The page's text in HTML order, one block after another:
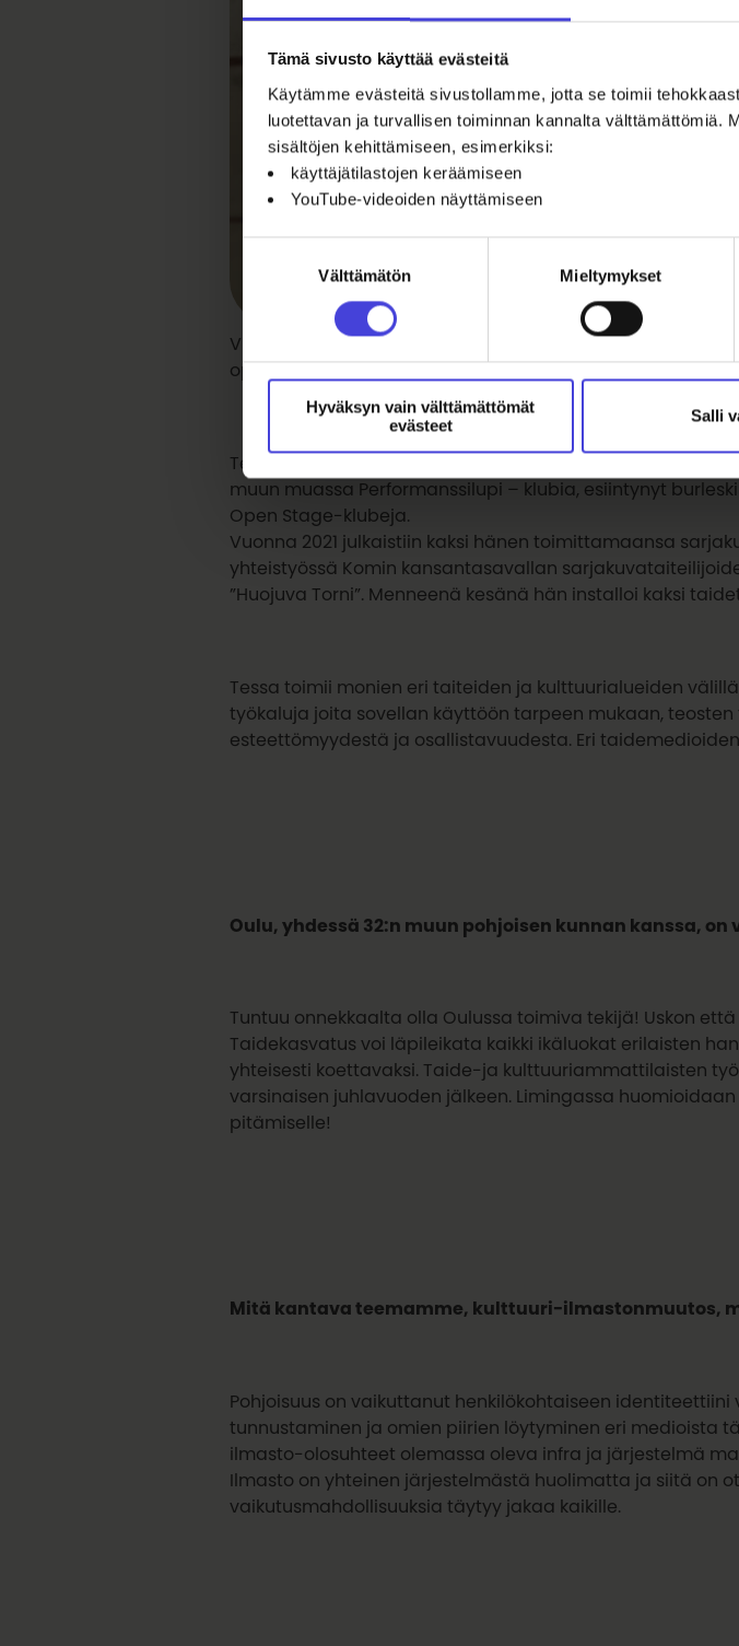
Tämä sivusto käyttää evästeitä
Käytämme evästeitä sivustollamme, jotta se toimii
luotettavan ja turvallisen toiminnan kannalta
sisältöjen kehittämiseen, esimerkiksi:
käyttäjätilastojen keräämiseen
YouTube-videoiden näyttämiseen
Välttämätön Mieltymykset
Hyväksyn vain välttämättömät
evästeet
Salli
Viikon kulttuuripersoonamme tällä viikolla on
opettajana ja tekee koulutussuunnittelutyötä ja
Tessa Astre on Oulun taiteilijaseura 63 ry:n hallituksen
muun muassa Performanssilupi – klubia, esiintynyt
Open Stage-klubeja.
Vuonna 2021 julkaistiin kaksi hänen toimittamaansa
yhteistyössä Komin kansantasavallan
”Huojuva Torni”. Menneenä kesänä hän installoi kaksi
Tessa toimii monien eri taiteiden ja kulttuurialueiden
työkaluja joita sovellan käyttöön tarpeen mukaan,
esteettömyydestä ja osallistavuudesta. Eri taidemedioiden
Oulu, yhdessä 32:n muun pohjoisen kunnan kanssa, on
Tuntuu onnekkaalta olla Oulussa toimiva tekijä! Uskon
Taidekasvatus voi läpileikata kaikki ikäluokat erilaisten
yhteisesti koettavaksi. Taide-ja kulttuuriammattilaisten
varsinaisen juhlavuoden jälkeen. Limingassa
pitämiselle!
Mitä kantava teemamme, kulttuuri-ilmastonmuutos,
Pohjoisuus on vaikuttanut henkilökohtaiseen
tunnustaminen ja omien piirien löytyminen eri medioista
ilmasto-olosuhteet olemassa oleva infra ja järjestelmä
Ilmasto on yhteinen järjestelmästä huolimatta ja siitä on
vaikutusmahdollisuuksia täytyy jakaa kaikille.